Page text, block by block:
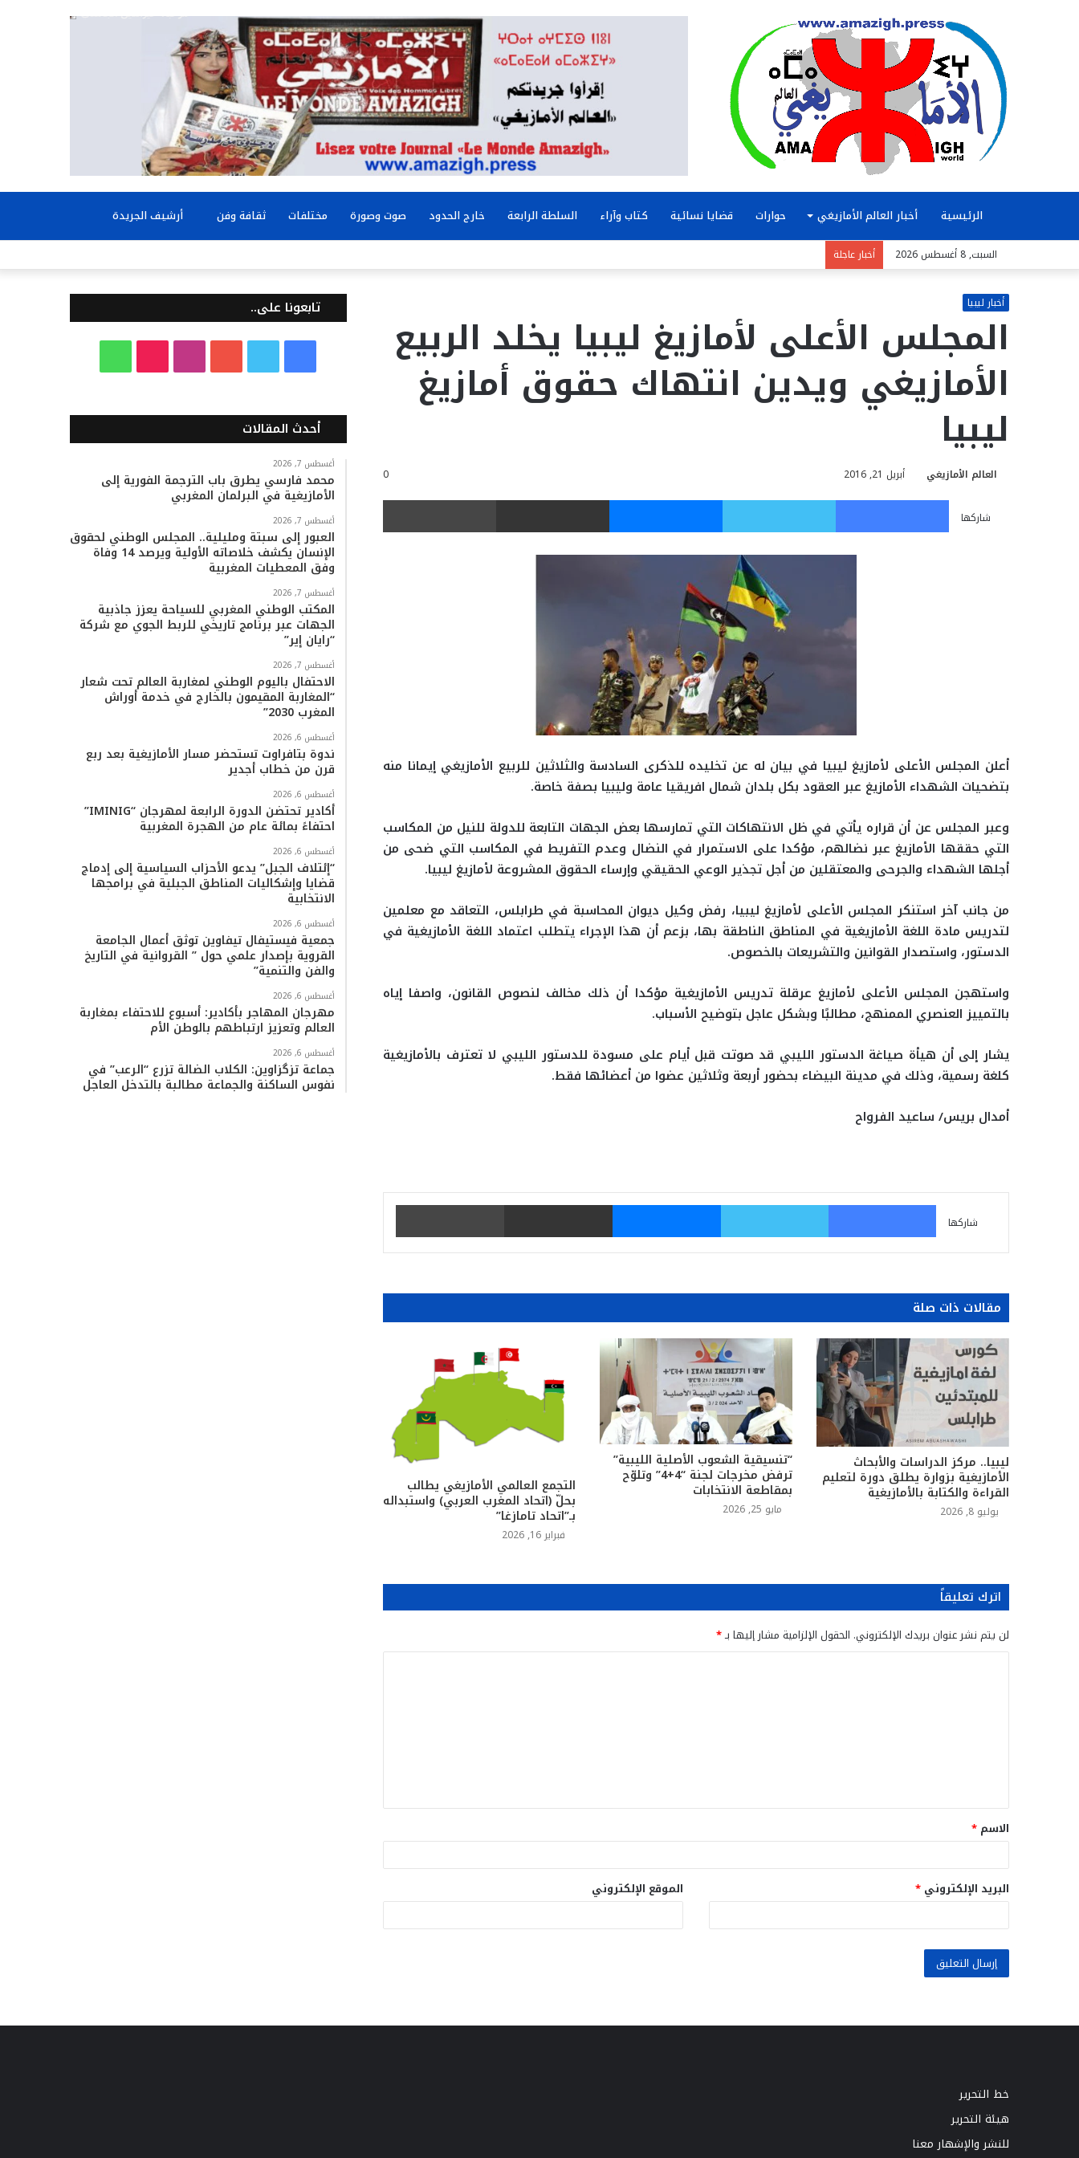
الرئيسية أخبار العالم الأمازيغي حوارات قضايا نسائية كتاب وآراء السلطة الرابعة خارج الحدود صوت وصورة مختلفات ثقافة وفن أرشيف الجريدة
عن
السبت, 8 أغسطس 2026 أخبار عاجلة
أخبار ليبيا
المجلس الأعلى لأمازيغ ليبيا يخلد الربيع
الأمازيغي ويدين انتهاك حقوق أمازيغ
ليبيا
العالم الأمازيغي أبريل 21, 2016 0
شاركها
فيسبوك تويتر ماسنجر مشاركة عبر البريد
أعلن المجلس الأعلى لأمازيغ ليبيا في بيان له عن تخليده للذكرى السادسة والثلاثين للربيع الأمازيغي إيمانا منه
بتضحيات الشهداء الأمازيغ عبر العقود بكل بلدان شمال افريقيا عامة وليبيا بصفة خاصة.
وعبر المجلس عن أن قراره يأتي في ظل الانتهاكات التي تمارسها بعض الجهات التابعة للدولة للنيل من المكاسب
التي حققها الأمازيغ عبر نضالهم، مؤكدا على الاستمرار في النضال وعدم التفريط في المكاسب التي ضحى من
أجلها الشهداء والجرحى والمعتقلين من أجل تجذير الوعي الحقيقي وإرساء الحقوق المشروعة لأمازيغ ليبيا.
من جانب آخر استنكر المجلس الأعلى لأمازيغ ليبيا، رفض وكيل ديوان المحاسبة في طرابلس، التعاقد مع معلمين
لتدريس مادة اللغة الأمازيغية في المناطق الناطقة بها، بزعم أن هذا الإجراء يتطلب اعتماد اللغة الأمازيغية في
الدستور، واستصدار القوانين والتشريعات بالخصوص.
واستهجن المجلس الأعلى لأمازيغ عرقلة تدريس الأمازيغية مؤكدا أن ذلك مخالف لنصوص القانون، واصفا إياه
بالتمييز العنصري الممنهج، مطالبًا وبشكل عاجل بتوضيح الأسباب.
يشار إلى أن هيأة صياغة الدستور الليبي قد صوتت قبل أيام على مسودة للدستور الليبي لا تعترف بالأمازيغية
كلغة رسمية، وذلك في مدينة البيضاء بحضور أربعة وثلاثين عضوا من أعضائها فقط.
أمدال بريس/ ساعيد الفرواح
شاركها
فيسبوك تويتر ماسنجر مشاركة عبر البريد
مقالات ذات صلة
ليبيا.. مركز الدراسات والأبحاث
الأمازيغية بزوارة يطلق دورة لتعليم
القراءة والكتابة بالأمازيغية
يوليو 8, 2026
“تنسيقية الشعوب الأصلية الليبية”
ترفض مخرجات لجنة “4+4” وتلوّح
بمقاطعة الانتخابات
مايو 25, 2026
التجمع العالمي الأمازيغي يطالب
بحلّ (اتحاد المغرب العربي) واستبداله
بـ”اتحاد تامازغا”
فبراير 16, 2026
اترك تعليقاً
لن يتم نشر عنوان بريدك الإلكتروني. الحقول الإلزامية مشار إليها بـ*
ق
*
الاسم *
البريد الإلكتروني * الموقع الإلكتروني
تابعونا على..
س
ب
و
ك
ي
ت
ر
ت
ي
و
س
ت
ق
ا
k
T
o
ت
س
ا
أحدث المقالات
أغسطس 7, 2026
محمد فارسي يطرق باب الترجمة الفورية إلى
الأمازيغية في البرلمان المغربي
أغسطس 7, 2026
العبور إلى سبتة ومليلية.. المجلس الوطني لحقوق
الإنسان يكشف خلاصاته الأولية ويرصد 14 وفاة
وفق المعطيات المغربية
أغسطس 7, 2026
المكتب الوطني المغربي للسياحة يعزز جاذبية
الجهات عبر برنامج تاريخي للربط الجوي مع شركة
“رايان إير”
أغسطس 7, 2026
الاحتفال باليوم الوطني لمغاربة العالم تحت شعار
“المغاربة المقيمون بالخارج في خدمة أوراش
المغرب 2030”
أغسطس 6, 2026
ندوة بتافراوت تستحضر مسار الأمازيغية بعد ربع
قرن من خطاب أجدير
أغسطس 6, 2026
أكادير تحتضن الدورة الرابعة لمهرجان “IMINIG”
احتفاءً بمائة عام من الهجرة المغربية
أغسطس 6, 2026
“إئتلاف الجبل” يدعو الأحزاب السياسية إلى إدماج
قضايا وإشكاليات المناطق الجبلية في برامجها
الانتخابية
أغسطس 6, 2026
جمعية فيستيفال تيفاوين توثق أعمال الجامعة
القروية بإصدار علمي حول ” القروانية في التاريخ
والفن والتنمية”
أغسطس 6, 2026
مهرجان المهاجر بأكادير: أسبوع للاحتفاء بمغاربة
العالم وتعزيز ارتباطهم بالوطن الأم
أغسطس 6, 2026
جماعة تزگزاوين: الكلاب الضالة تزرع “الرعب” في
نفوس الساكنة والجماعة مطالبة بالتدخل العاجل
خط التحرير
هيئة التحرير
للنشر والإشهار معنا